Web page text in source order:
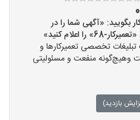
بگویید: «آگهی شما را در
اعلام کنید»
تخصصی تعمیرکارها و
وهیچ‌گونه منفعت و مسئولیتی
بازدید)